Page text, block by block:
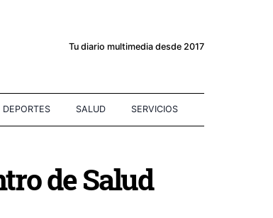
Tu diario multimedia desde 2017
DEPORTES SALUD SERVICIOS
de Salud